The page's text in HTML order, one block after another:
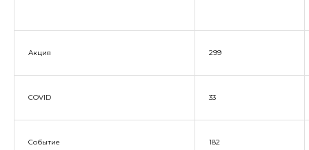
Акция 299
COVID 33
Событие 182